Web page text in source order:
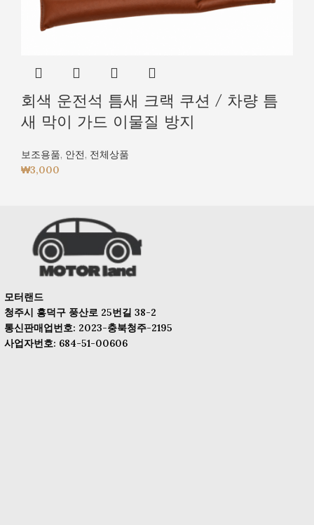
회색 운전석 틈새 크랙 쿠션 / 차량 틈
새 막이 가드 이물질 방지
보조용품, 안전, 전체상품
₩3,000
모터랜드
청주시 흥덕구 풍산로 25번길 38-2
통신판매업번호: 2023-충북청주-2195
사업자번호: 684-51-00606